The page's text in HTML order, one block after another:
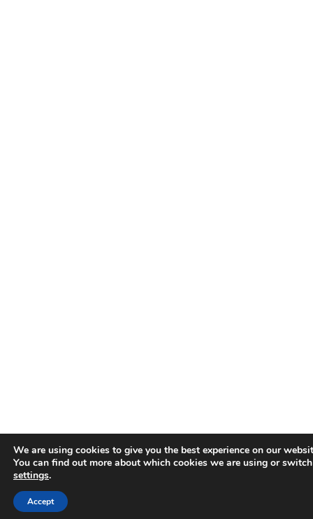
We are using cookies to give you the best experience on our
You can find out more about which cookies we are using or
settings.
Accept